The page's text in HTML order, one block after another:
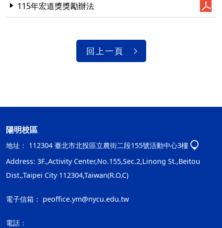
115年宏道獎獎勵辦法
回上一頁
陽明校區
地址： 112304 臺北市北投區立農街二段155號活動中心3樓
Address: 3F.,Activity Center,No.155,Sec.2,Linong St.,Beitou
Dist.,Taipei City 112304,Taiwan(R.O.C)
電子信箱： peoffice.ym@nycu.edu.tw
電話：